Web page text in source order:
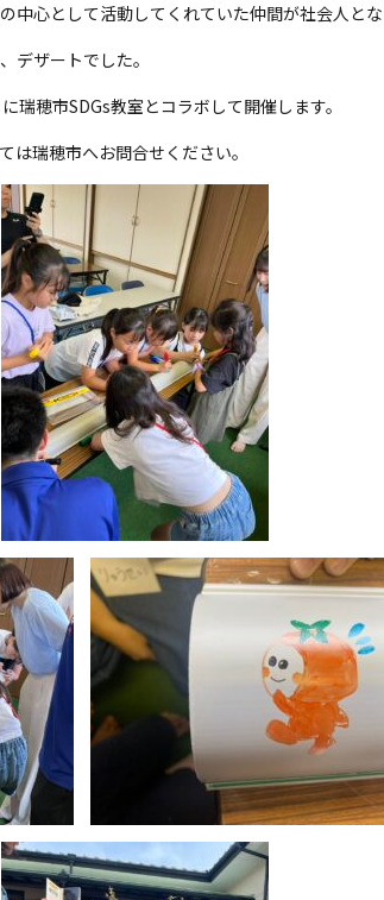
中心として活動してくれていた仲間が社会人と
デザートでした。
瑞穂市SDGs教室とコラボして開催します。
は瑞穂市へお問合せください。